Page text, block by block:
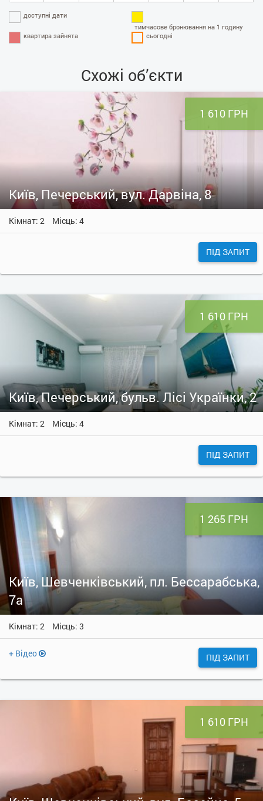
доступні дати
тимчасове бронювання на 1 годину
квартира зайнята
сьогодні
Схожі об’єкти
1 610 ГРН
Київ, Печерський, вул. Дарвіна, 8
Кімнат: 2 Місць: 4
ПІД ЗАПИТ
1 610 ГРН
Київ, Печерський, бульв. Лісі Українки, 2
Кімнат: 2 Місць: 4
ПІД ЗАПИТ
1 265 ГРН
Київ, Шевченківський, пл. Бессарабська,
7а
Кімнат: 2 Місць: 3
+ Відео ПІД ЗАПИТ
1 610 ГРН